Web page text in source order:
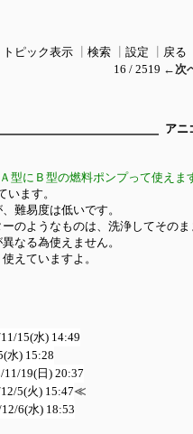
トピック表示 検索 設定
戻る
16 / 2519 ←次
アニ
型にＢ型の燃料ポンプって使えま
います。
難易度は低いです。
のようなものは、洗浄してその
なる為使えません。
えていますよ。
15(水) 14:49
水) 15:28
11/19(日) 20:37
5(火) 15:47≪
6(水) 18:53